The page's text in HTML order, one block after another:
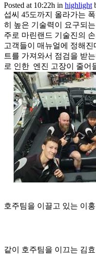
Posted at 10:22h in highlight
섭씨 45도까지 올라가는
히 높은 기술력이 요구되
주로 마린랜드 기술진의
고객들이 매뉴얼에 정해
트를 가져와서 점검을 받
로 인한 엔진 고장이 줄
호주팀을 이끌고 있는 이
같이 호주팀을 이끄는 김